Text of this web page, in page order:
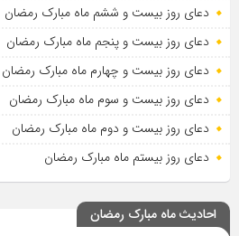
دعای روز بیست و ششم ماه مبارک رمضان
دعای روز بیست و پنجم ماه مبارک رمضان
دعای روز بیست و چهارم ماه مبارک رمضان
دعای روز بیست و سوم ماه مبارک رمضان
دعای روز بیست و دوم ماه مبارک رمضان
دعای روز بیستم ماه مبارک رمضان
احادیث ماه مبارک رمضان